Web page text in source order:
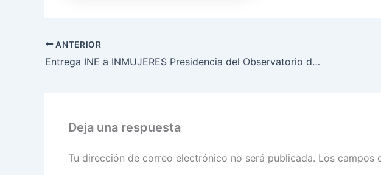
ANTERIOR
Entrega INE a INMUJERES Presidencia del Observatorio de Participación Política de las Mujeres en México
Deja una respuesta
Tu dirección de correo electrónico no será publicada. Los campos